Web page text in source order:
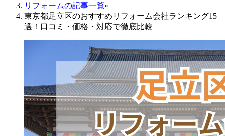
リフォームの記事一覧»
東京都足立区のおすすめリフォーム会社ランキング15
選！口コミ・価格・対応で徹底比較